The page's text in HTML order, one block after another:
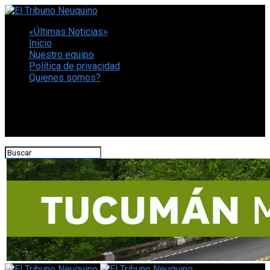
«Últimas Noticias»
Inicio
Nuestro equipo
Política de privacidad
Quienes somos?